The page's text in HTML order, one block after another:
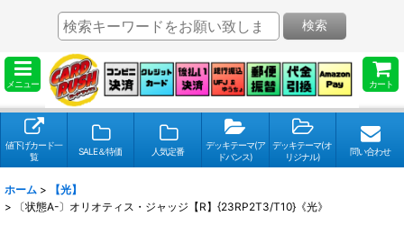
メニュー カート
検索
値下げカード一
覧
SALE＆特価 人気定番
デッキテーマ(ア
ドバンス)
デッキテーマ(オ
リジナル)
問い合わせ
ホーム >
【光】
>
〔状態A-〕オリオティス・ジャッジ【R】{23RP2T3/T10}《光》